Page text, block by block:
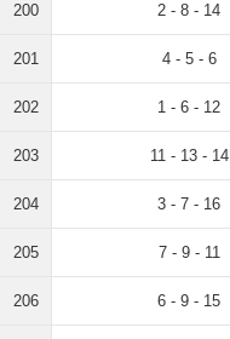
200 2 - 8 - 14
201 4 - 5 - 6
202 1 - 6 - 12
203 11 - 13 - 14
204 3 - 7 - 16
205 7 - 9 - 11
206 6 - 9 - 15